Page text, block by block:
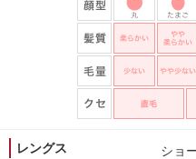
レングス ショ